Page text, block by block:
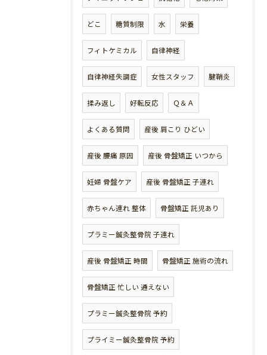
どこ 糖質制限 水 栄養
フィトケミカル 自律神経
自律神経失調症 女性スタッフ 腱鞘炎
揉み返し 好転反応 Ｑ＆Ａ
よくある質問 産後 肩こり ひどい
産後 腰痛 原因 産後 骨盤矯正 いつから
妊婦 骨盤ケア 産後 骨盤矯正 子連れ
赤ちゃん連れ 整体 骨盤矯正 託児あり
プラミー鍼灸整骨院 子連れ
産後 骨盤矯正 時間 骨盤矯正 施術の流れ
骨盤矯正 忙しい 通えない
プラミー鍼灸整骨院 予約
プライミー鍼灸整骨院 予約